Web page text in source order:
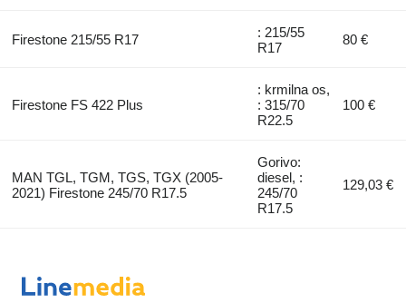
Firestone 215/55 R17
: 215/55
R17
80 €
Firestone FS 422 Plus
: krmilna os,
: 315/70
R22.5
100 €
MAN TGL, TGM, TGS, TGX (2005-
2021) Firestone 245/70 R17.5
Gorivo:
diesel, :
245/70
R17.5
129,03 €